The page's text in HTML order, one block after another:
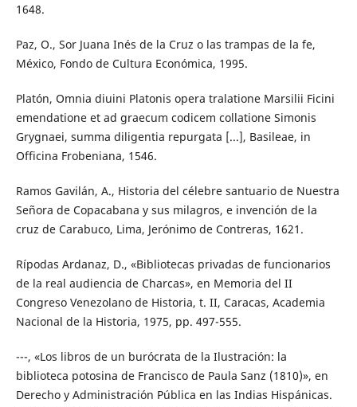
1648.
Paz, O., Sor Juana Inés de la Cruz o las trampas de la fe,
México, Fondo de Cultura Económica, 1995.
Platón, Omnia diuini Platonis opera tralatione Marsilii Ficini
emendatione et ad graecum codicem collatione Simonis
Grygnaei, summa diligentia repurgata [...], Basileae, in
Officina Frobeniana, 1546.
Ramos Gavilán, A., Historia del célebre santuario de Nuestra
Señora de Copacabana y sus milagros, e invención de la
cruz de Carabuco, Lima, Jerónimo de Contreras, 1621.
Rípodas Ardanaz, D., «Bibliotecas privadas de funcionarios
de la real audiencia de Charcas», en Memoria del II
Congreso Venezolano de Historia, t. II, Caracas, Academia
Nacional de la Historia, 1975, pp. 497-555.
---, «Los libros de un burócrata de la Ilustración: la
biblioteca potosina de Francisco de Paula Sanz (1810)», en
Derecho y Administración Pública en las Indias Hispánicas.